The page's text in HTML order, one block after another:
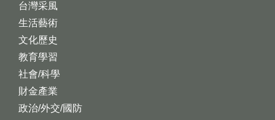
台灣采風
生活藝術
文化歷史
教育學習
社會/科學
財金產業
政治/外交/國防